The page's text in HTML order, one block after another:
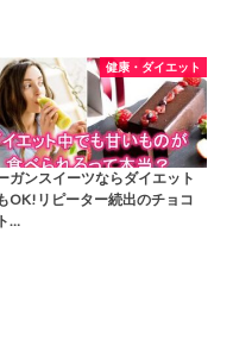
健康・ダイエット
ガンスイーツならダイエット
OK!リピーター続出のチョコ
…